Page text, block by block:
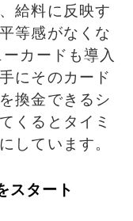
給料に反映す
等感がなくな
カードも導入
にそのカード
換金できるシ
くるとタイミ
しています。
スタート